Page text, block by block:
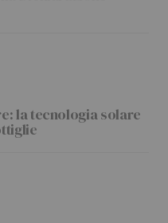
la tecnologia solare